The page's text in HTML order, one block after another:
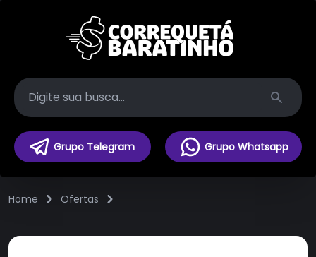
Search
Grupo Telegram Grupo Whatsapp
Home Ofertas